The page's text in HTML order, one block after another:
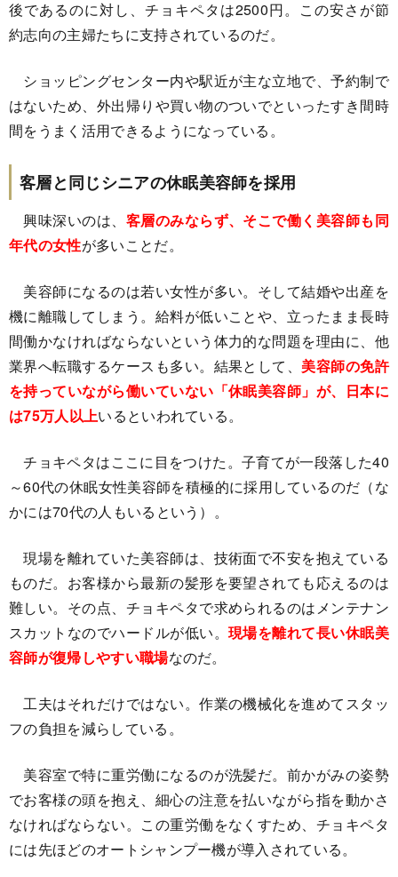
後であるのに対し、チョキペタは2500円。この安さが節
約志向の主婦たちに支持されているのだ。
ショッピングセンター内や駅近が主な立地で、予約制で
はないため、外出帰りや買い物のついでといったすき間時
間をうまく活用できるようになっている。
客層と同じシニアの休眠美容師を採用
興味深いのは、 客層のみならず、そこで働く美容師も同
年代の女性が多いことだ。
美容師になるのは若い女性が多い。そして結婚や出産を
機に離職してしまう。給料が低いことや、立ったまま長時
間働かなければならないという体力的な問題を理由に、他
業界へ転職するケースも多い。結果として、 美容師の免許
を持っていながら働いていない「休眠美容師」が、日本に
は75万人以上いるといわれている。
チョキペタはここに目をつけた。子育てが一段落した40
～60代の休眠女性美容師を積極的に採用しているのだ（な
かには70代の人もいるという）。
現場を離れていた美容師は、技術面で不安を抱えている
ものだ。お客様から最新の髪形を要望されても応えるのは
難しい。その点、チョキペタで求められるのはメンテナン
スカットなのでハードルが低い。 現場を離れて長い休眠美
容師が復帰しやすい職場なのだ。
工夫はそれだけではない。作業の機械化を進めてスタッ
フの負担を減らしている。
美容室で特に重労働になるのが洗髪だ。前かがみの姿勢
でお客様の頭を抱え、細心の注意を払いながら指を動かさ
なければならない。この重労働をなくすため、チョキペタ
には先ほどのオートシャンプー機が導入されている。